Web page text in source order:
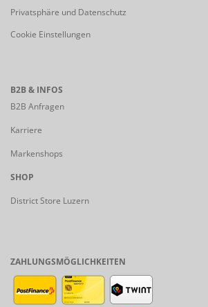
Privatsphäre und Datenschutz
Cookie Einstellungen
B2B & INFOS
B2B Anfragen
Karriere
Markenshops
SHOP
District Store Luzern
ZAHLUNGSMÖGLICHKEITEN